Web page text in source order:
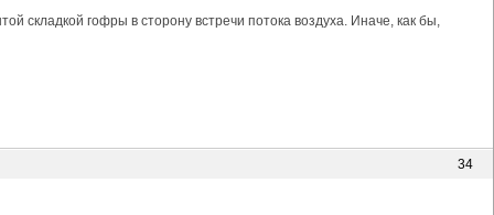
складкой гофры в сторону встречи потока воздуха. Иначе, как бы,
34